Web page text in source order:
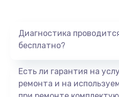
Диагностика
бесплатно?
Есть ли гарантия на
ремонта и на